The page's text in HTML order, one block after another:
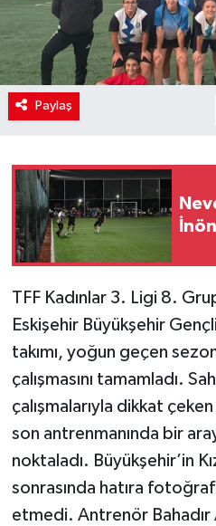
Paylaş
TFF Kadınlar 3. Ligi 8.
Eskişehir Büyükşehir
takımı, yoğun geçen
çalışmasını tamamladı.
çalışmalarıyla dikkat
son antrenmanında bir
noktaladı. Büyükşehir’in
sonrasında hatıra
etmedi. Antrenör Bahadır